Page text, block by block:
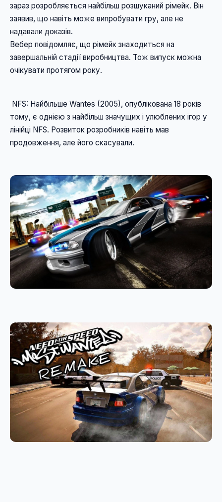
зараз розробляється найбільш розшуканий рімейк. Він
заявив, що навіть може випробувати гру, але не
надавали доказів.
Вебер повідомляє, що рімейк знаходиться на
завершальній стадії виробництва. Тож випуск можна
очікувати протягом року.
тому, є однією з найбільш значущих і улюблених ігор у
лінійці NFS. Розвиток розробників навіть мав
продовження, але його скасували.